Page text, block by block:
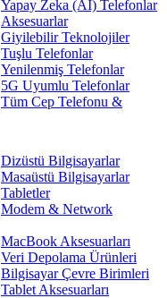
Yapay Zeka (AI) Telefonlar
Aksesuarlar
Giyilebilir Teknolojiler
Tuşlu Telefonlar
Yenilenmiş Telefonlar
5G Uyumlu Telefonlar
Tüm Cep Telefonu &
Dizüstü Bilgisayarlar
Masaüstü Bilgisayarlar
Tabletler
Modem & Network
MacBook Aksesuarları
Veri Depolama Ürünleri
Bilgisayar Çevre Birimleri
Tablet Aksesuarları